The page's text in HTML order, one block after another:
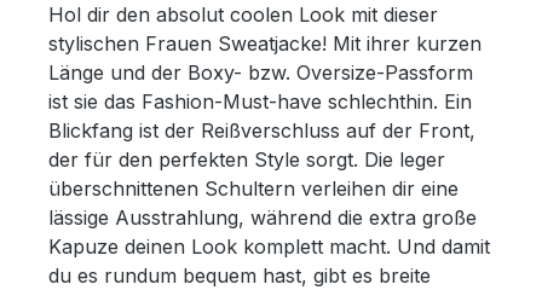
Hol dir den absolut coolen Look mit dieser
stylischen Frauen Sweatjacke! Mit ihrer kurzen
Länge und der Boxy- bzw. Oversize-Passform
ist sie das Fashion-Must-have schlechthin. Ein
Blickfang ist der Reißverschluss auf der Front,
der für den perfekten Style sorgt. Die leger
überschnittenen Schultern verleihen dir eine
lässige Ausstrahlung, während die extra große
Kapuze deinen Look komplett macht. Und damit
du es rundum bequem hast, gibt es breite